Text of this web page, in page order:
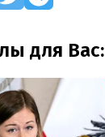
для Вас: